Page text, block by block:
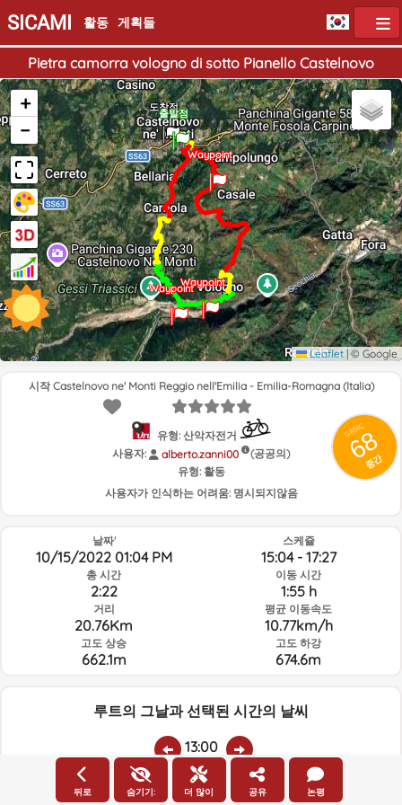
SICAMI 활동 게획들
Pietra camorra vologno di sotto Pianello Castelnovo
출발점
도착점
Waypoint
Waypoint
Waypoint
+
−
Leaflet | © Google
GRSIC
68
중간
시작 Castelnovo ne' Monti Reggio nell'Emilia - Emilia-Romagna (Italia)
유형: 산악자전거
사용자:
alberto.zanni00
(공공의)
유형: 활동
사용자가 인식하는 어려움: 명시되지않음
날짜'
10/15/2022 01:04 PM
총 시간
2:22
거리
20.76Km
고도 상승
662.1m
스케쥴
15:04 - 17:27
이동 시간
1:55 h
평균 이동속도
10.77km/h
고도 하강
674.6m
루트의 그날과 선택된 시간의 날씨
13:00
온도 비 평균 습도: 풍속: 풍향:
뒤로 숨기기: 더 많이 공유 논평